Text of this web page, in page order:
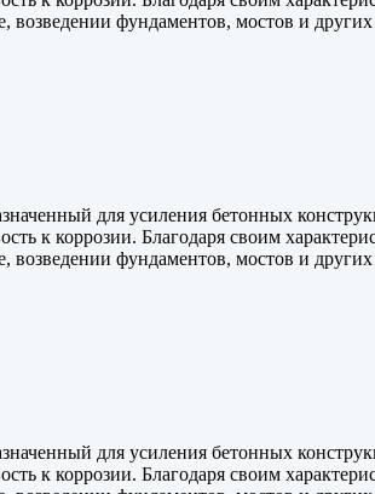
фундаментов, мостов и
для усиления бетонных
к коррозии. Благодаря своим
фундаментов, мостов и
для усиления бетонных
к коррозии. Благодаря своим